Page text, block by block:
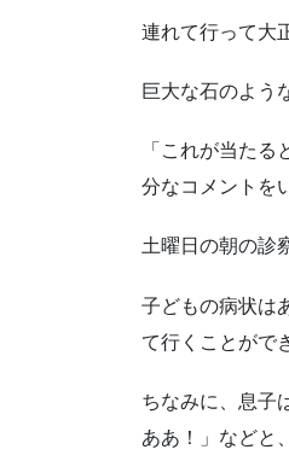
連れて行って大
巨大な石のよう
「これが当た
分なコメントを
土曜日の朝の診
子どもの病状は
て行くことがで
ちなみに、息子
ああ！」などと